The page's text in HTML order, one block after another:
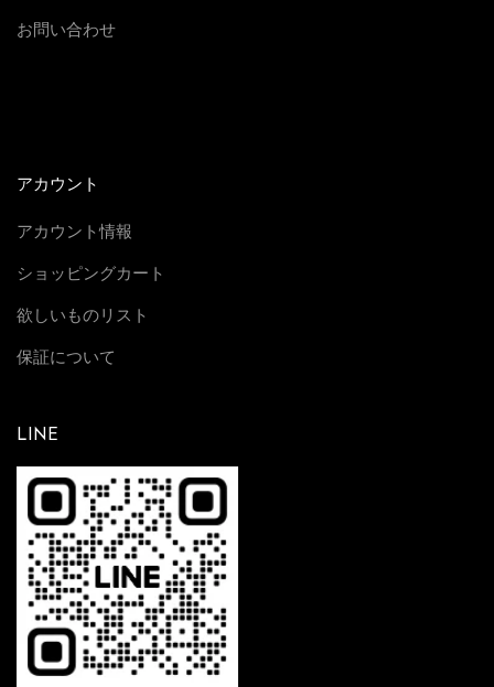
お問い合わせ
アカウント
アカウント情報
ショッピングカート
欲しいものリスト
保証について
LINE